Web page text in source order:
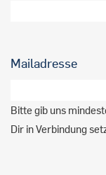
Mailadresse
Bitte gib uns
Dir in Verbindung